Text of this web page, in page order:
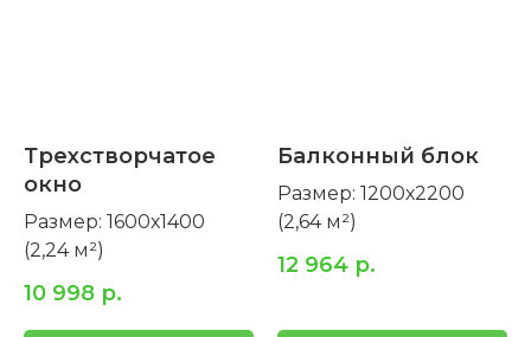
Трехстворчатое
окно
Размер: 1600х1400
(2,24 м²)
10 998 р.
Балконный блок
Размер: 1200х2200
(2,64 м²)
12 964 р.